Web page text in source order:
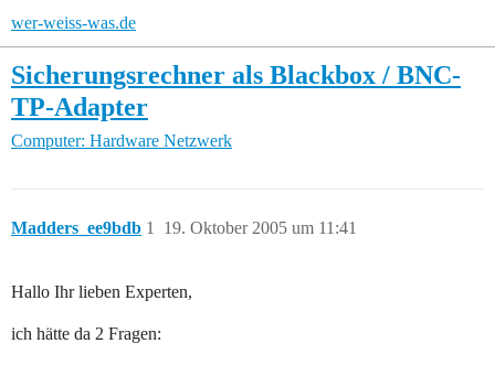
wer-weiss-was.de
Sicherungsrechner als Blackbox / BNC-
TP-Adapter
Computer: Hardware Netzwerk
Madders_ee9bdb 19. Oktober 2005 um 11:41
1
Hallo Ihr lieben Experten,
ich hätte da 2 Fragen: